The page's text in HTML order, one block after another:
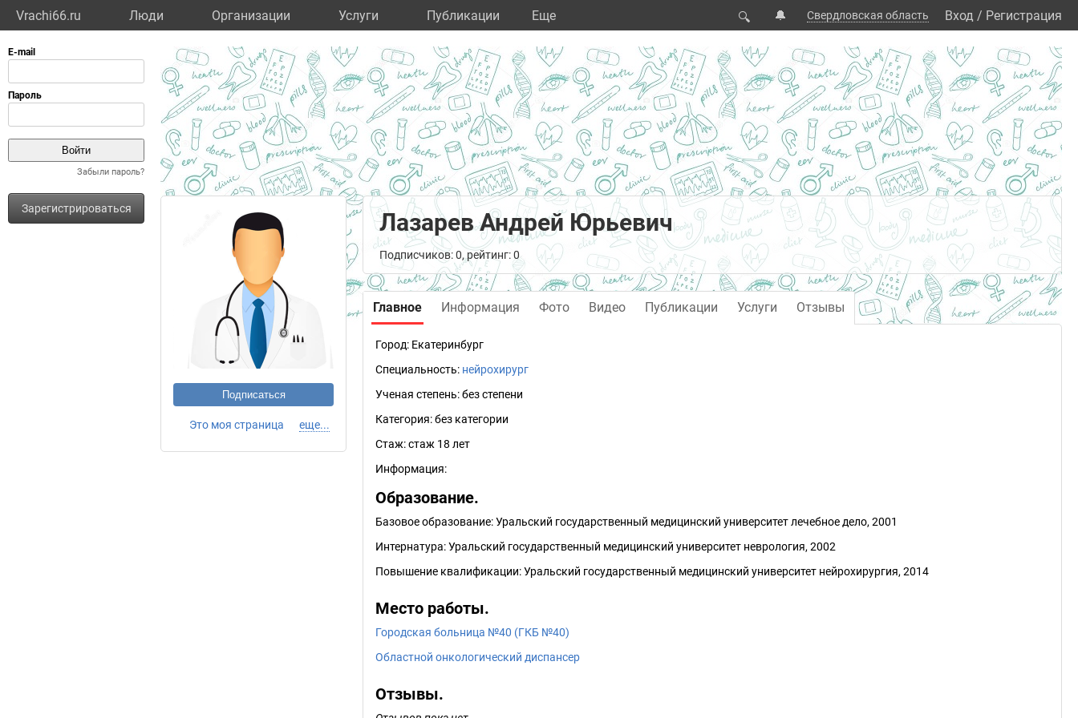
Vrachi66.ru Люди Организации Услуги Публикации Eще 🔍 🔔 Свердловская область Вход / Регистрация
Забыли пароль?
Зарегистрироваться
Подписаться
Это моя страница еще...
Лазарев Андрей Юрьевич
Подписчиков: 0, рейтинг: 0
Главное Информация Фото Видео Публикации Услуги Отзывы
Город: Екатеринбург
Специальность: нейрохирург
Ученая степень:без степени
Категория:без категории
Стаж:стаж 18 лет
Информация:
Образование.
Базовое образование: Уральский государственный медицинский университет лечебное дело, 2001
Интернатура: Уральский государственный медицинский университет неврология, 2002
Повышение квалификации: Уральский государственный медицинский университет нейрохирургия, 2014
Место работы.
Городская больница №40 (ГКБ №40)
Областной онкологический диспансер
Отзывы.